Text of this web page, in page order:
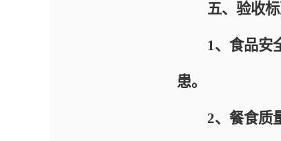
五、验收标
1、食品安全:
患。
2、餐食质量